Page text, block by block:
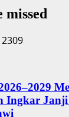
missed
Ingkar